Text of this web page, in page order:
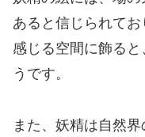
あると信じられて
感じる空間に飾る
うです。
また、妖精は自然界